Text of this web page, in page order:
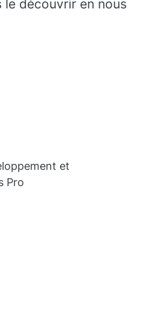
le découvrir en nous
et
Pro